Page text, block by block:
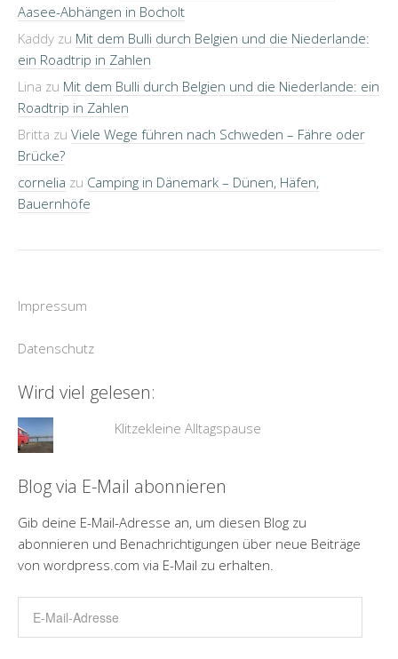
Aasee-Abhängen in Bocholt
Kaddy zu Mit dem Bulli durch Belgien und die Niederlande:
ein Roadtrip in Zahlen
Lina zu Mit dem Bulli durch Belgien und die Niederlande: ein
Roadtrip in Zahlen
Britta zu Viele Wege führen nach Schweden – Fähre oder
Brücke?
cornelia zu Camping in Dänemark – Dünen, Häfen,
Bauernhöfe
Impressum
Datenschutz
Wird viel gelesen:
Klitzekleine Alltagspause
Blog via E-Mail abonnieren
Gib deine E-Mail-Adresse an, um diesen Blog zu
abonnieren und Benachrichtigungen über neue Beiträge
von wordpress.com via E-Mail zu erhalten.
Mail-